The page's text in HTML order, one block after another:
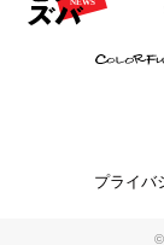
プライバ
©